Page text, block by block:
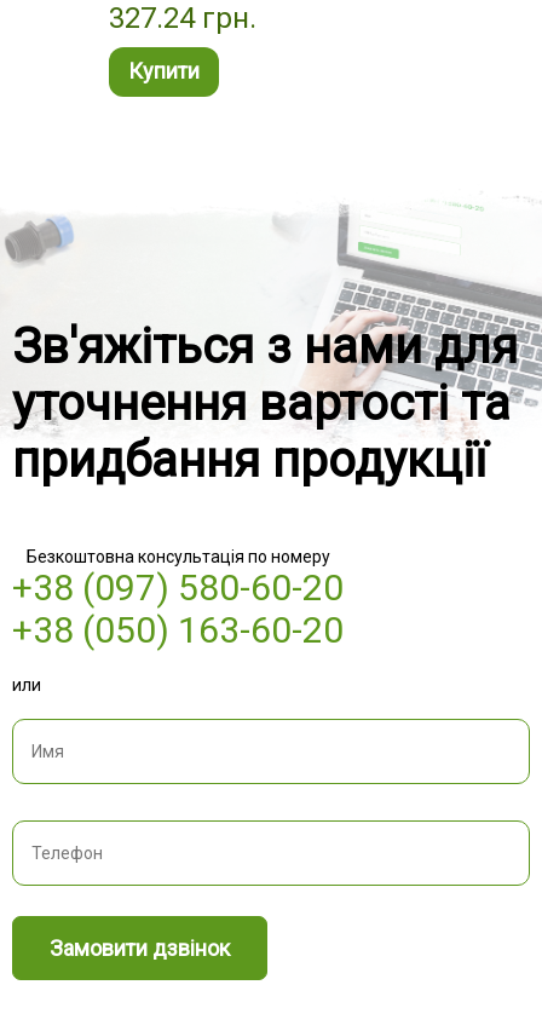
327.24 грн.
Купити
Зв'яжіться з нами для
уточнення вартості та
придбання продукції
Безкоштовна консультація по номеру
+38 (097) 580-60-20
+38 (050) 163-60-20
или
Замовити дзвінок